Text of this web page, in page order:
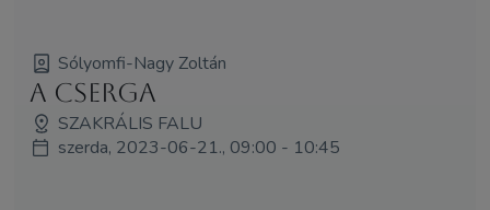
Sólyomfi-Nagy Zoltán
A cserga
SZAKRÁLIS FALU
szerda, 2023-06-21., 09:00 - 10:45